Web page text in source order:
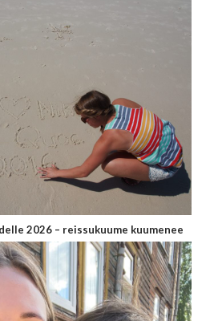
2026 – reissukuume kuumenee